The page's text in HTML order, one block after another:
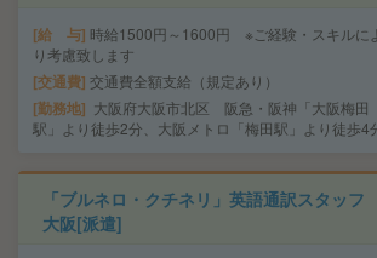
給 与 時給1500円～1600円 ※ご経験・スキルに
り考慮致します
交通費 交通費全額支給（規定あり）
勤務地
大阪府大阪市北区 阪急・阪神「大阪梅田
駅」より徒歩2分、大阪メトロ「梅田駅」より徒歩4
「ブルネロ・クチネリ」英語通訳スタッ
大阪[派遣]